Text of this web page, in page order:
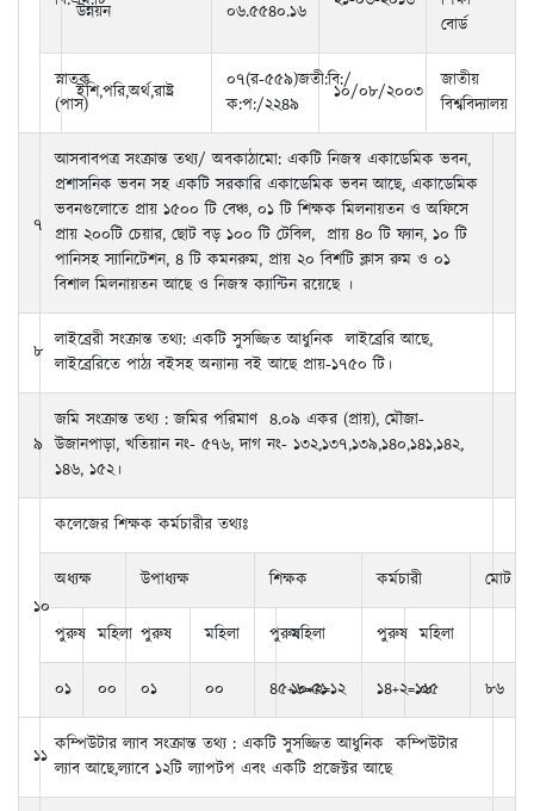
উন্নয়ন ০৬.৫৫৪০.১৬
বোর্ড
স্নাতক
(পাস)
ইশি,পরি,অর্থ,রাষ্ট্র
০৭(র-৫৫৯)জতী:বি:/
ক:প:/২২৪৯
১০/০৮/২০০৩
জাতীয়
বিশ্ববিদ্যালয়
৭
আসবাবপত্র সংক্রান্ত তথ্য/ অবকাঠামো: একটি নিজস্ব একাডেমিক ভবন,
প্রশাসনিক ভবন সহ একটি সরকারি একাডেমিক ভবন আছে, একাডেমিক
ভবনগুলোতে প্রায় ১৫০০ টি বেঞ্চ, ০১ টি শিক্ষক মিলনায়তন ও অফিসে
প্রায় ২০০টি চেয়ার, ছোট বড় ১০০ টি টেবিল, প্রায় ৪০ টি ফ্যান, ১০ টি
পানিসহ স্যানিটেশন, ৪ টি কমনরুম, প্রায় ২০ বিশটি ক্লাস রুম ও ০১
বিশাল মিলনায়তন আছে ও নিজস্ব ক্যান্টিন রয়েছে ।
৮ লাইব্রেরী সংক্রান্ত তথ্য: একটি সুসজ্জিত আধুনিক লাইব্রেরি আছে,
লাইব্রেরিতে পাঠ্য বইসহ অন্যান্য বই আছে প্রায়-১৭৫০ টি।
৯
জমি সংক্রান্ত তথ্য : জমির পরিমাণ ৪.০৯ একর (প্রায়), মৌজা-
উজানপাড়া, খতিয়ান নং- ৫৭৬, দাগ নং- ১৩২,১৩৭,১৩৯,১৪০,১৪১,১৪২,
১৪৬, ১৫২।
১০
কলেজের শিক্ষক কর্মচারীর তথ্যঃ
অধ্যক্ষ উপাধ্যক্ষ শিক্ষক কর্মচারী মোট
পুরুষ মহিলা পুরুষ মহিলা পুরুষমহিলা পুরুষ মহিলা
০১ ০০ ০১ ০০ ৪৫+৬=৫১
১০+২=১২ ১৪+২=১৬০৫ ৮৬
১১ কম্পিউটার ল্যাব সংক্রান্ত তথ্য : একটি সুসজ্জিত আধুনিক কম্পিউটার
ল্যাব আছে,ল্যাবে ১২টি ল্যাপটপ এবং একটি প্রজেক্টর আছে